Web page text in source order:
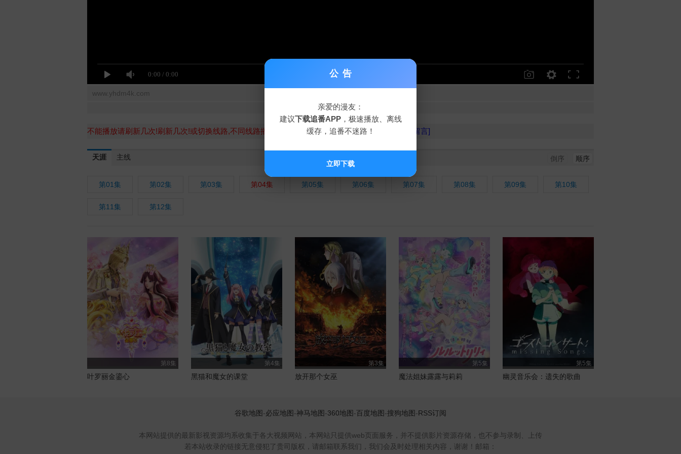
公告
亲爱的漫友：
建议下载追番APP，极速播放、离线
缓存，追番不迷路！
立即下载
www.yhdm4k.com
上一集 下一集
不能播放请刷新几次!刷新几次!或切换线路,不同线路播放源不同,请勿相信视频中的广告 ,[点此报错留言]
天涯 主线 倒序 顺序
第01集 第02集 第03集 第04集 第05集 第06集 第07集 第08集 第09集 第10集
第11集 第12集
第8集
叶罗丽金鎏心
第4集
黑猫和魔女的课堂
第3集
放开那个女巫
第5集
魔法姐妹露露与莉莉
第5集
幽灵音乐会：遗失的歌曲
谷歌地图 -必应地图 -神马地图 -360地图 -百度地图 -搜狗地图 -RSS订阅
本网站提供的最新影视资源均系收集于各大视频网站，本网站只提供web页面服务，并不提供影片资源存储，也不参与录制、上传
若本站收录的链接无意侵犯了贵司版权，请邮箱联系我们，我们会及时处理相关内容，谢谢！邮箱：